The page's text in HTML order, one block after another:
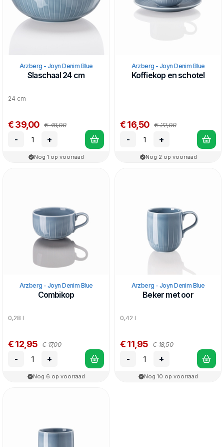
Arzberg - Joyn Denim Blue
Slaschaal 24 cm
24 cm
€ 39,00 € 48,00
- +
Nog 1 op voorraad
Arzberg - Joyn Denim Blue
Koffiekop en schotel
€ 16,50 € 22,00
- +
Nog 2 op voorraad
Arzberg - Joyn Denim Blue
Combikop
0,28 l
€ 12,95 € 17,00
- +
Nog 6 op voorraad
Arzberg - Joyn Denim Blue
Beker met oor
0,42 l
€ 11,95 € 18,50
- +
Nog 10 op voorraad